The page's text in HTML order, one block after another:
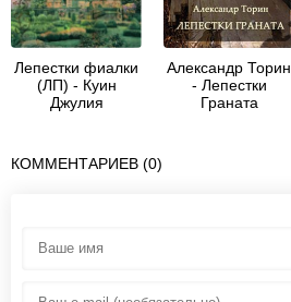
Лепестки фиалки
(ЛП) - Куин
Джулия
Александр Торин
- Лепестки
Граната
КОММЕНТАРИЕВ (0)